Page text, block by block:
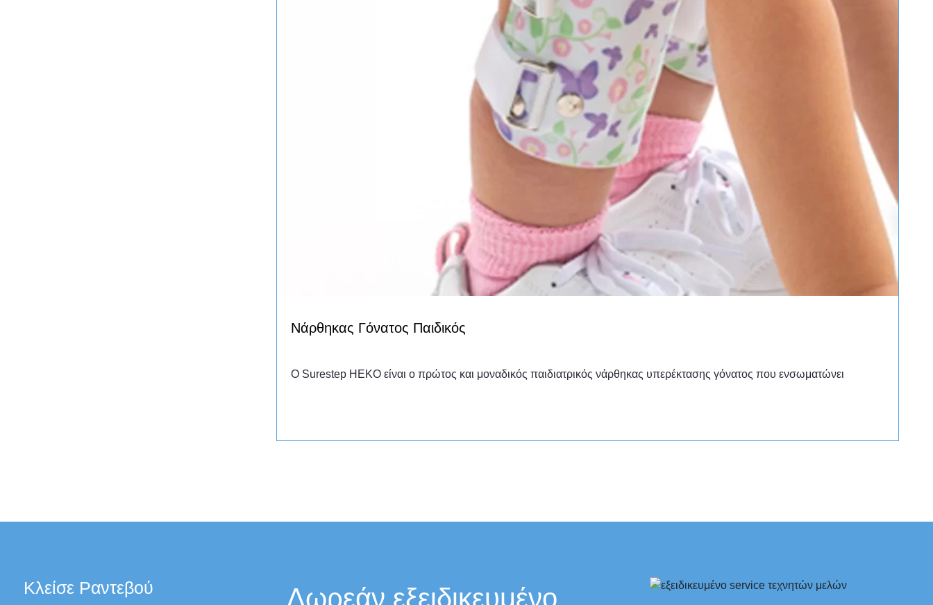
Νάρθηκας Γόνατος Παιδικός
Ο Surestep HEKO είναι ο πρώτος και μοναδικός παιδιατρικός νάρθηκας υπερέκτασης γόνατος που ενσωματώνει
Κλείσε Ραντεβού Δωρεάν εξειδικευμένο